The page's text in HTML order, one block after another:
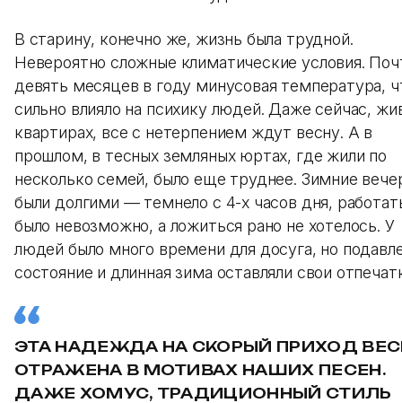
В старину, конечно же, жизнь была трудной.
Невероятно сложные климатические условия.
девять месяцев в году минусовая температура,
сильно влияло на психику людей. Даже сейчас,
квартирах, все с нетерпением ждут весну. А в
прошлом, в тесных земляных юртах, где жили по
несколько семей, было еще труднее. Зимние
были долгими — темнело с 4-х часов дня,
было невозможно, а ложиться рано не хотелось. У
людей было много времени для досуга, но
состояние и длинная зима оставляли свои
ЭТА НАДЕЖДА НА СКОРЫЙ ПРИХОД
ОТРАЖЕНА В МОТИВАХ НАШИХ ПЕСЕН.
ДАЖЕ ХОМУС, ТРАДИЦИОННЫЙ СТИЛЬ